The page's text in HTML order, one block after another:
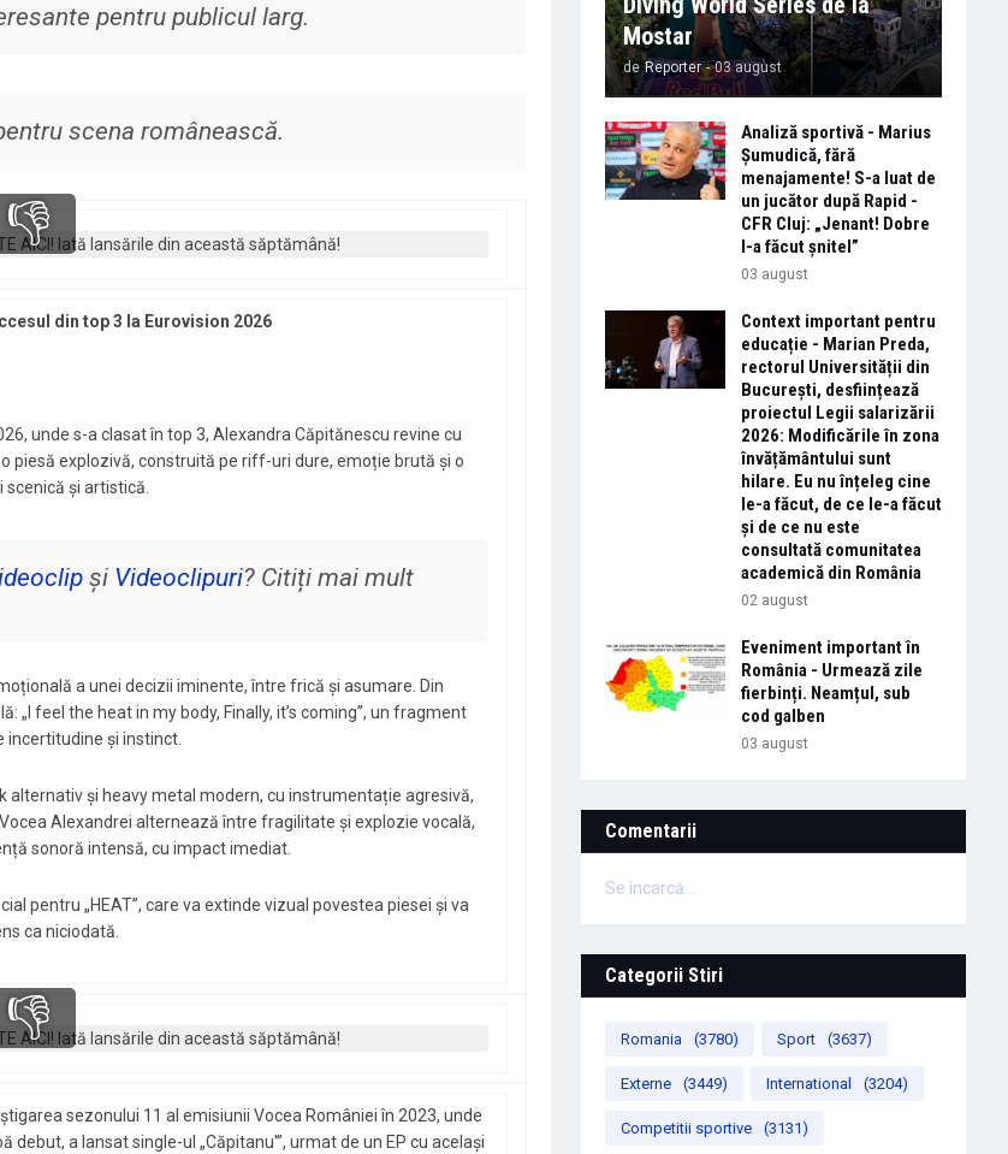
pentru publicul larg.
scena românească.
👎
din top 3 la Eurovision 2026
unde s-a clasat în top 3, Alexandra Căpitănescu revine cu
piesă explozivă, construită pe riff-uri dure, emoție brută și o
și artistică.
și Videoclipuri? Citiți mai mult
a unei decizii iminente, între frică și asumare. Din
feel the heat in my body, Finally, it’s coming”, un fragment
și instinct.
alternativ și heavy metal modern, cu instrumentație agresivă,
Alexandrei alternează între fragilitate și explozie vocală,
sonoră intensă, cu impact imediat.
pentru „HEAT”, care va extinde vizual povestea piesei și va
ca niciodată.
👎
sezonului 11 al emisiunii Vocea României în 2023, unde
a lansat single-ul „Căpitanu'”, urmat de un EP cu același
Mostar
de Reporter - 03 august
Analiză sportivă - Marius
Șumudică, fără
menajamente! S-a luat de
un jucător după Rapid -
CFR Cluj: „Jenant! Dobre
l-a făcut șnitel”
03 august
Context important pentru
educație - Marian Preda,
rectorul Universității din
București, desființează
proiectul Legii salarizării
2026: Modificările în zona
învățământului sunt
hilare. Eu nu înțeleg cine
le-a făcut, de ce le-a făcut
și de ce nu este
consultată comunitatea
academică din România
02 august
Eveniment important în
România - Urmează zile
fierbinți. Neamțul, sub
cod galben
03 august
Comentarii
Se încarcă...
Categorii Stiri
Romania (3780) Sport (3637)
Externe (3449) International (3204)
Competitii sportive (3131)